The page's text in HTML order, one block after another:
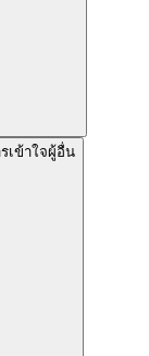
เข้าใจผู้อื่น